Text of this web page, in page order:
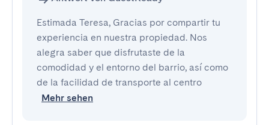
Estimada Teresa, Gracias por compartir tu
experiencia en nuestra propiedad. Nos
alegra saber que disfrutaste de la
comodidad y el entorno del barrio, así como
de la facilidad de transporte al centro
Mehr sehen